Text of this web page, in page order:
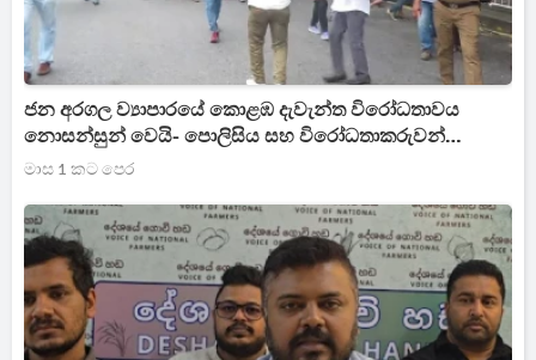
ජන අරගල ව්‍යාපාරයේ කොළඹ දැවැන්ත විරෝධතාවය
නොසන්සුන් වෙයි- පොලිසිය සහ විරෝධතාකරුවන්
මුහුණට මුහුණ ගැටෙයි
මාස 1 කට පෙර